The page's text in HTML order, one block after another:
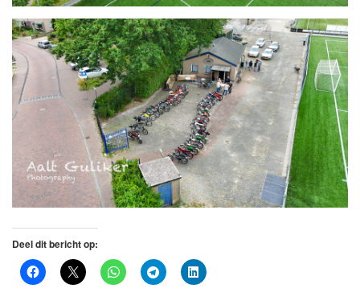
Deel dit bericht op: